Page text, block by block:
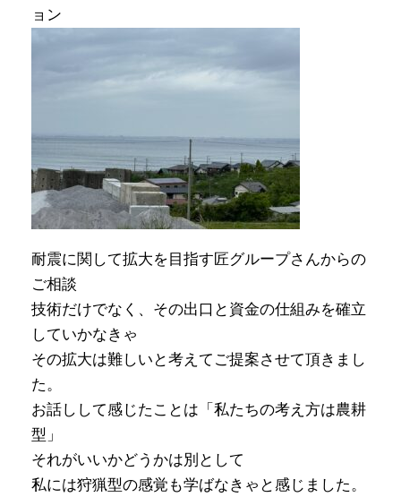
ョン
耐震に関して拡大を目指す匠グループさんからの
ご相談
技術だけでなく、その出口と資金の仕組みを確立
していかなきゃ
その拡大は難しいと考えてご提案させて頂きまし
た。
お話しして感じたことは「私たちの考え方は農耕
型」
それがいいかどうかは別として
私には狩猟型の感覚も学ばなきゃと感じました。